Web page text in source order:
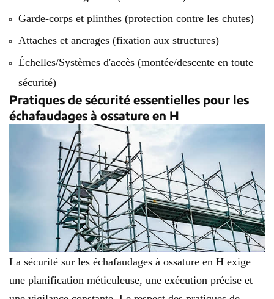
Garde-corps et plinthes (protection contre les chutes)
Attaches et ancrages (fixation aux structures)
Échelles/Systèmes d'accès (montée/descente en toute
sécurité)
Pratiques de sécurité essentielles pour les
échafaudages à ossature en H
La sécurité sur les échafaudages à ossature en H exige
une planification méticuleuse, une exécution précise et